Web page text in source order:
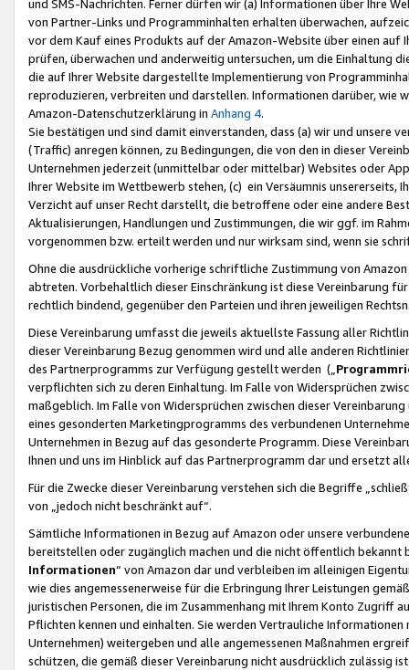
und SMS-Nachrichten. Ferner dürfen wir (a) Informationen über Ihre
von Partner-Links und Programminhalten erhalten überwachen,
vor dem Kauf eines Produkts auf der Amazon-Website über einen
prüfen, überwachen und anderweitig untersuchen, um die Einhaltung
die auf Ihrer Website dargestellte Implementierung von
reproduzieren, verbreiten und darstellen. Informationen darüber, wie
Amazon-Datenschutzerklärung in Anhang 4.
Sie bestätigen und sind damit einverstanden, dass (a) wir und
(Traffic) anregen können, zu Bedingungen, die von den in dieser
Unternehmen jederzeit (unmittelbar oder mittelbar) Websites oder
Ihrer Website im Wettbewerb stehen, (c) ein Versäumnis unsererseits,
Verzicht auf unser Recht darstellt, die betroffene oder eine andere
Aktualisierungen, Handlungen und Zustimmungen, die wir ggf. im
vorgenommen bzw. erteilt werden und nur wirksam sind, wenn sie
Ohne die ausdrückliche vorherige schriftliche Zustimmung von
abtreten. Vorbehaltlich dieser Einschränkung ist diese Vereinbarung
rechtlich bindend, gegenüber den Parteien und ihren jeweiligen
Diese Vereinbarung umfasst die jeweils aktuellste Fassung aller
dieser Vereinbarung Bezug genommen wird und alle anderen
des Partnerprogramms zur Verfügung gestellt werden („
verpflichten sich zu deren Einhaltung. Im Falle von Widersprüchen
maßgeblich. Im Falle von Widersprüchen zwischen dieser
eines gesonderten Marketingprogramms des verbundenen
Unternehmen in Bezug auf das gesonderte Programm. Diese
Ihnen und uns im Hinblick auf das Partnerprogramm dar und ersetzt
Für die Zwecke dieser Vereinbarung verstehen sich die Begriffe
von „jedoch nicht beschränkt auf“.
Sämtliche Informationen in Bezug auf Amazon oder unsere
bereitstellen oder zugänglich machen und die nicht öffentlich
Informationen“ von Amazon dar und verbleiben im alleinigen
wie dies angemessenerweise für die Erbringung Ihrer Leistungen
juristischen Personen, die im Zusammenhang mit Ihrem Konto
Pflichten kennen und einhalten. Sie werden Vertrauliche
Unternehmen) weitergeben und alle angemessenen Maßnahmen
schützen, die gemäß dieser Vereinbarung nicht ausdrücklich zulässig